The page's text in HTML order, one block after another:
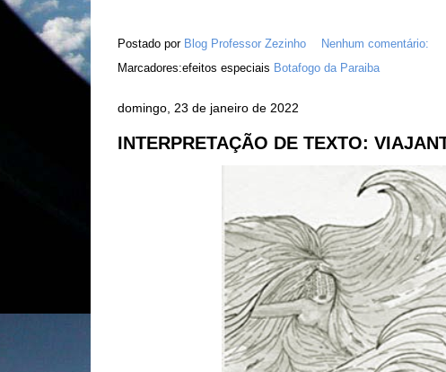
Postado por Blog Professor Zezinho
Nenhum comentário:
Marcadores:efeitos especiais Botafogo da Paraiba
domingo, 23 de janeiro de 2022
INTERPRETAÇÃO DE TEXTO: